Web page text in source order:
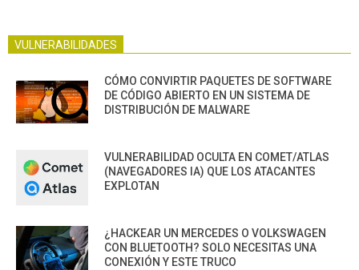
VULNERABILIDADES
CÓMO CONVIRTIR PAQUETES DE SOFTWARE
DE CÓDIGO ABIERTO EN UN SISTEMA DE
DISTRIBUCIÓN DE MALWARE
VULNERABILIDAD OCULTA EN COMET/ATLAS
(NAVEGADORES IA) QUE LOS ATACANTES
EXPLOTAN
¿HACKEAR UN MERCEDES O VOLKSWAGEN
CON BLUETOOTH? SOLO NECESITAS UNA
CONEXIÓN Y ESTE TRUCO